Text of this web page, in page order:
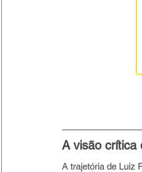
A visão crítica
A trajetória de Luiz